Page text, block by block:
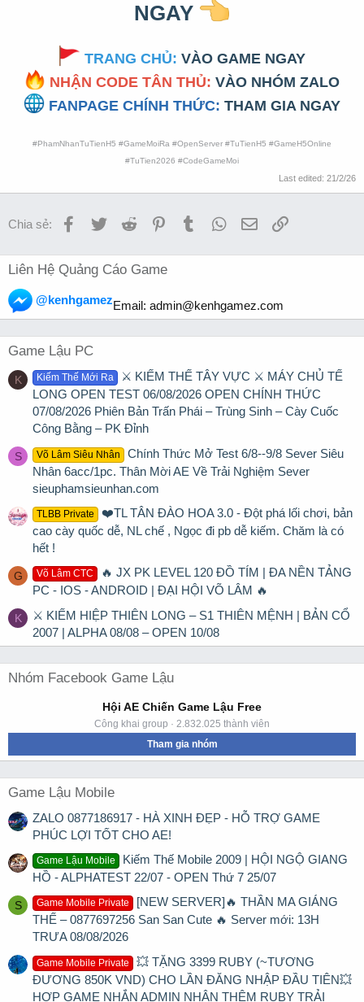
NGAY
TRANG CHỦ: VÀO GAME NGAY
NHẬN CODE TÂN THỦ:VÀO NHÓM ZALO
FANPAGE CHÍNH THỨC:THAM GIA NGAY
#PhamNhanTuTienH5 #GameMoiRa #OpenServer #TuTienH5 #GameH5Online
#TuTien2026 #CodeGameMoi
Last edited: 21/2/26
Chia sẻ: Facebook
TwitterReddit PinterestTumblrWhatsApp
EmailLink
Liên Hệ Quảng Cáo Game
@kenhgamezEmail: admin@kenhgamez.com
Game Lậu PC
K Kiếm Thế Mới Ra
⚔️ KIẾM THẾ TÂY VỰC ⚔️ MÁY CHỦ TẾ
LONG OPEN TEST 06/08/2026 OPEN CHÍNH THỨC
07/08/2026 Phiên Bản Trấn Phái – Trùng Sinh – Cày Cuốc
Công Bằng – PK Đỉnh
S Võ Lâm Siêu Nhân
Chính Thức Mở Test 6/8--9/8 Sever Siêu
Nhân 6acc/1pc. Thân Mời AE Về Trải Nghiệm Sever
sieuphamsieunhan.com
TLBB Private
❤️TL TÂN ĐÀO HOA 3.0 - Đột phá lối chơi, bản
cao cày quốc dễ, NL chế , Ngọc đi pb dễ kiếm. Chăm là có
hết !
G Võ Lâm CTC
🔥 JX PK LEVEL 120 ĐỒ TÍM | ĐA NỀN TẢNG
PC - IOS - ANDROID | ĐẠI HỘI VÕ LÂM 🔥
K
⚔ KIẾM HIỆP THIÊN LONG – S1 THIÊN MỆNH | BẢN CỔ
2007 | ALPHA 08/08 – OPEN 10/08
Nhóm Facebook Game Lậu
Hội AE Chiến Game Lậu Free
Công khai group · 2.832.025 thành viên
Tham gia nhóm
Game Lậu Mobile
ZALO 0877186917 - HÀ XINH ĐẸP - HỖ TRỢ GAME
PHÚC LỢI TỐT CHO AE!
Game Lậu Mobile
Kiếm Thế Mobile 2009 | HỘI NGỘ GIANG
HỒ - ALPHATEST 22/07 - OPEN Thứ 7 25/07
S Game Mobile Private
[NEW SERVER]🔥 THẦN MA GIÁNG
THẾ – 0877697256 San San Cute 🔥 Server mới: 13H
TRƯA 08/08/2026
Game Mobile Private
💥 TẶNG 3399 RUBY (~TƯƠNG
ĐƯƠNG 850K VND) CHO LẦN ĐĂNG NHẬP ĐẦU TIÊN💥
HỢP GAME NHẮN ADMIN NHẬN THÊM RUBY TRẢI